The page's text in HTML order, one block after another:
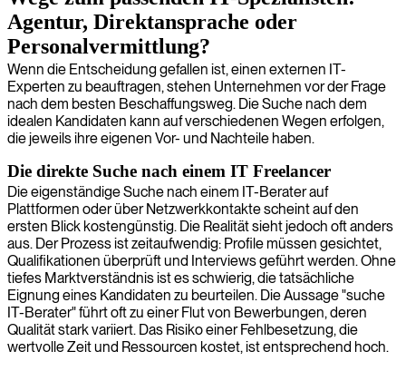
Agentur, Direktansprache oder
Personalvermittlung?
Wenn die Entscheidung gefallen ist, einen externen IT-
Experten zu beauftragen, stehen Unternehmen vor der Frage
nach dem besten Beschaffungsweg. Die Suche nach dem
idealen Kandidaten kann auf verschiedenen Wegen erfolgen,
die jeweils ihre eigenen Vor- und Nachteile haben.
Die direkte Suche nach einem IT Freelancer
Die eigenständige Suche nach einem IT-Berater auf
Plattformen oder über Netzwerkkontakte scheint auf den
ersten Blick kostengünstig. Die Realität sieht jedoch oft anders
aus. Der Prozess ist zeitaufwendig: Profile müssen gesichtet,
Qualifikationen überprüft und Interviews geführt werden. Ohne
tiefes Marktverständnis ist es schwierig, die tatsächliche
Eignung eines Kandidaten zu beurteilen. Die Aussage "suche
IT-Berater" führt oft zu einer Flut von Bewerbungen, deren
Qualität stark variiert. Das Risiko einer Fehlbesetzung, die
wertvolle Zeit und Ressourcen kostet, ist entsprechend hoch.